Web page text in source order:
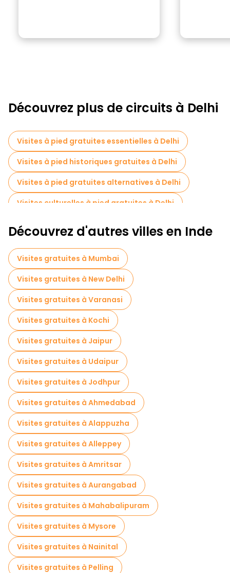
Découvrez plus de circuits à Delhi
Visites à pied gratuites essentielles à Delhi
Visites à pied historiques gratuites à Delhi
Visites à pied gratuites alternatives à Delhi
Visites culturelles à pied gratuites à Delhi
Visites à pied gratuites pour les familles à Delhi
Visite gratuite de la vieille ville à Delhi
Visites de marchés en Delhi
Visites de dégustation locales à Delhi
Excursions d'une journée gratuites à Delhi
Tours à vélo à Delhi
Visites gastronomiques à Delhi
Visites gratuites à proximité Jama Masjid
Visites gratuites à proximité Red Fort
Découvrez d'autres villes en Inde
Visites gratuites à Mumbai
Visites gratuites à New Delhi
Visites gratuites à Varanasi
Visites gratuites à Kochi
Visites gratuites à Jaipur
Visites gratuites à Udaipur
Visites gratuites à Jodhpur
Visites gratuites à Ahmedabad
Visites gratuites à Alappuzha
Visites gratuites à Alleppey
Visites gratuites à Amritsar
Visites gratuites à Aurangabad
Visites gratuites à Mahabalipuram
Visites gratuites à Mysore
Visites gratuites à Nainital
Visites gratuites à Pelling